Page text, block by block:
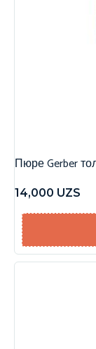
Пюре Gerber
14,000 UZS